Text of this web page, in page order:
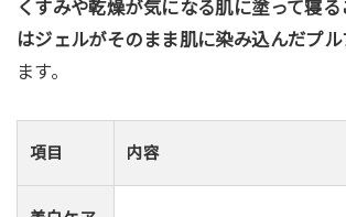
くすみや乾燥が気になる肌に塗って寝
はジェルがそのまま肌に染み込んだプ
ます。
項目 内容